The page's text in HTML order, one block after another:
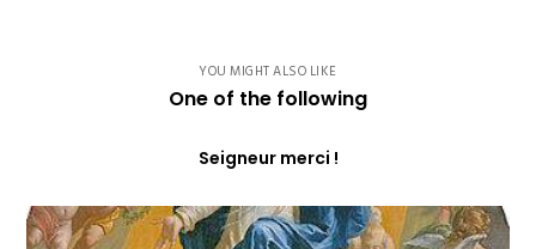
YOU MIGHT ALSO LIKE
One of the following
Seigneur merci !